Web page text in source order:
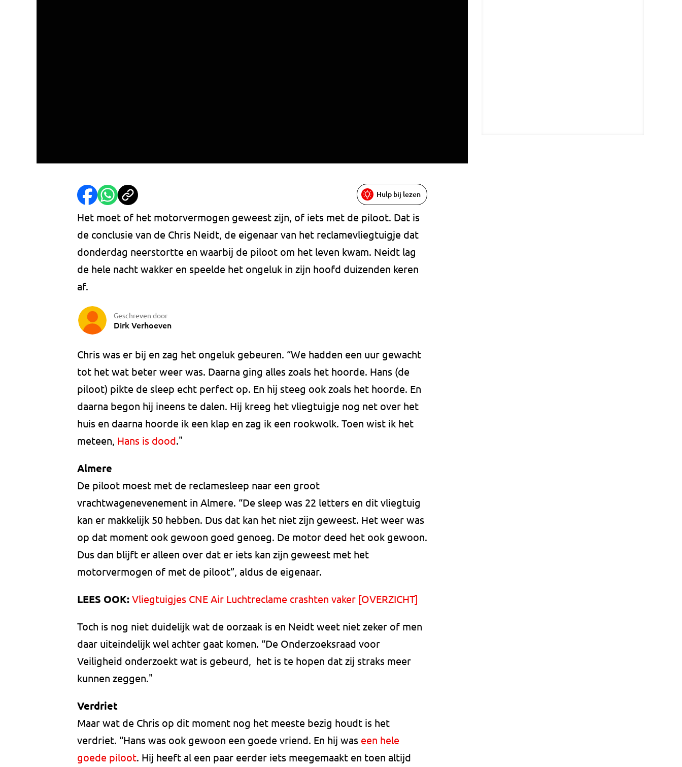
Hulp bij lezen
Het moet of het motorvermogen geweest zijn, of iets met de piloot. Dat is
de conclusie van de Chris Neidt, de eigenaar van het reclamevliegtuigje dat
donderdag neerstortte en waarbij de piloot om het leven kwam. Neidt lag
de hele nacht wakker en speelde het ongeluk in zijn hoofd duizenden keren
af.
Geschreven door
Dirk Verhoeven
Chris was er bij en zag het ongeluk gebeuren. “We hadden een uur gewacht
tot het wat beter weer was. Daarna ging alles zoals het hoorde. Hans (de
piloot) pikte de sleep echt perfect op. En hij steeg ook zoals het hoorde. En
daarna begon hij ineens te dalen. Hij kreeg het vliegtuigje nog net over het
huis en daarna hoorde ik een klap en zag ik een rookwolk. Toen wist ik het
meteen, Hans is dood."
Almere
De piloot moest met de reclamesleep naar een groot
vrachtwagenevenement in Almere. “De sleep was 22 letters en dit vliegtuig
kan er makkelijk 50 hebben. Dus dat kan het niet zijn geweest. Het weer was
op dat moment ook gewoon goed genoeg. De motor deed het ook gewoon.
Dus dan blijft er alleen over dat er iets kan zijn geweest met het
motorvermogen of met de piloot”, aldus de eigenaar.
LEES OOK: Vliegtuigjes CNE Air Luchtreclame crashten vaker [OVERZICHT]
Toch is nog niet duidelijk wat de oorzaak is en Neidt weet niet zeker of men
daar uiteindelijk wel achter gaat komen. “De Onderzoeksraad voor
Veiligheid onderzoekt wat is gebeurd, het is te hopen dat zij straks meer
kunnen zeggen."
Verdriet
Maar wat de Chris op dit moment nog het meeste bezig houdt is het
verdriet. “Hans was ook gewoon een goede vriend. En hij was een hele
goede piloot. Hij heeft al een paar eerder iets meegemaakt en toen altijd